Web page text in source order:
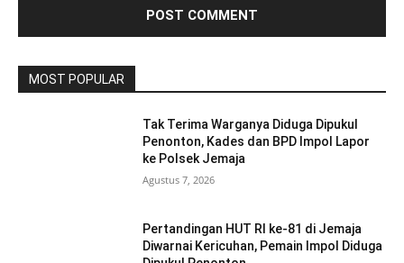
MOST POPULAR
Tak Terima Warganya Diduga Dipukul
Penonton, Kades dan BPD Impol Lapor
ke Polsek Jemaja
Agustus 7, 2026
Pertandingan HUT RI ke-81 di Jemaja
Diwarnai Kericuhan, Pemain Impol Diduga